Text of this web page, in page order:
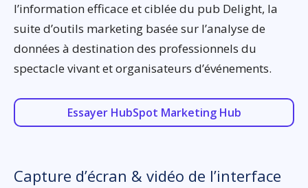
l’information efficace et ciblée du pub Delight, la
suite d’outils marketing basée sur l’analyse de
données à destination des professionnels du
spectacle vivant et organisateurs d’événements.
Essayer HubSpot Marketing Hub
Capture d’écran & vidéo de l’interface